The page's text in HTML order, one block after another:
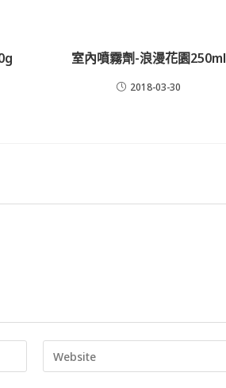
室內噴霧劑-浪漫花園250ml
2018-03-30
Enter
your